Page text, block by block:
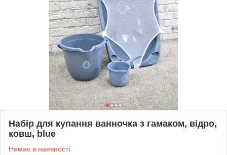
Набір для купання ванночка з гамаком, відро,
ковш, blue
Немає в наявності